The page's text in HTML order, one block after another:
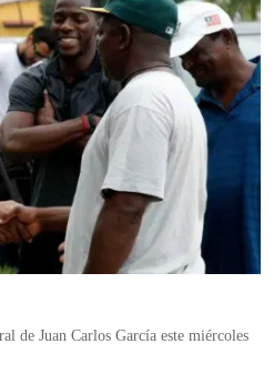
de Juan Carlos García este miércoles